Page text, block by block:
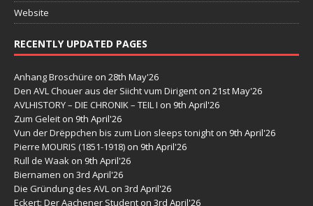
Website
RECENTLY UPDATED PAGES
Anhang Broschüre on 28th May'26
Den AVL Chouer aus der Siicht vum Dirigent on 21st May'26
AVLHISTORY – DIE CHRONIK – TEIL I on 9th April'26
Zum Geleit on 9th April'26
Vun der Drëppchen bis zum Lion sleeps tonight on 9th April'26
Pierre MOURIS (1851-1918) on 9th April'26
Rull de Waak on 9th April'26
Biernamen on 3rd April'26
Die Gründung des AVL on 3rd April'26
Eckert: Der Aachener Student on 3rd April'26